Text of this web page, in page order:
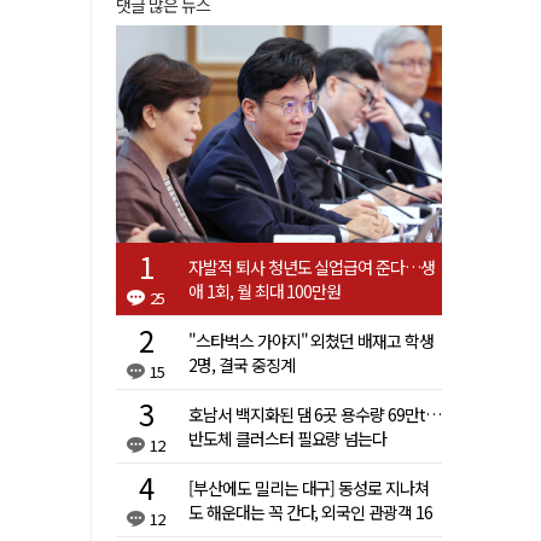
댓글 많은 뉴스
25
자발적 퇴사 청년도 실업급여 준다…생
애 1회, 월 최대 100만원
15
"스타벅스 가야지" 외쳤던 배재고 학생
2명, 결국 중징계
12
호남서 백지화된 댐 6곳 용수량 69만t…
반도체 클러스터 필요량 넘는다
12
[부산에도 밀리는 대구] 동성로 지나쳐
도 해운대는 꼭 간다, 외국인 관광객 16